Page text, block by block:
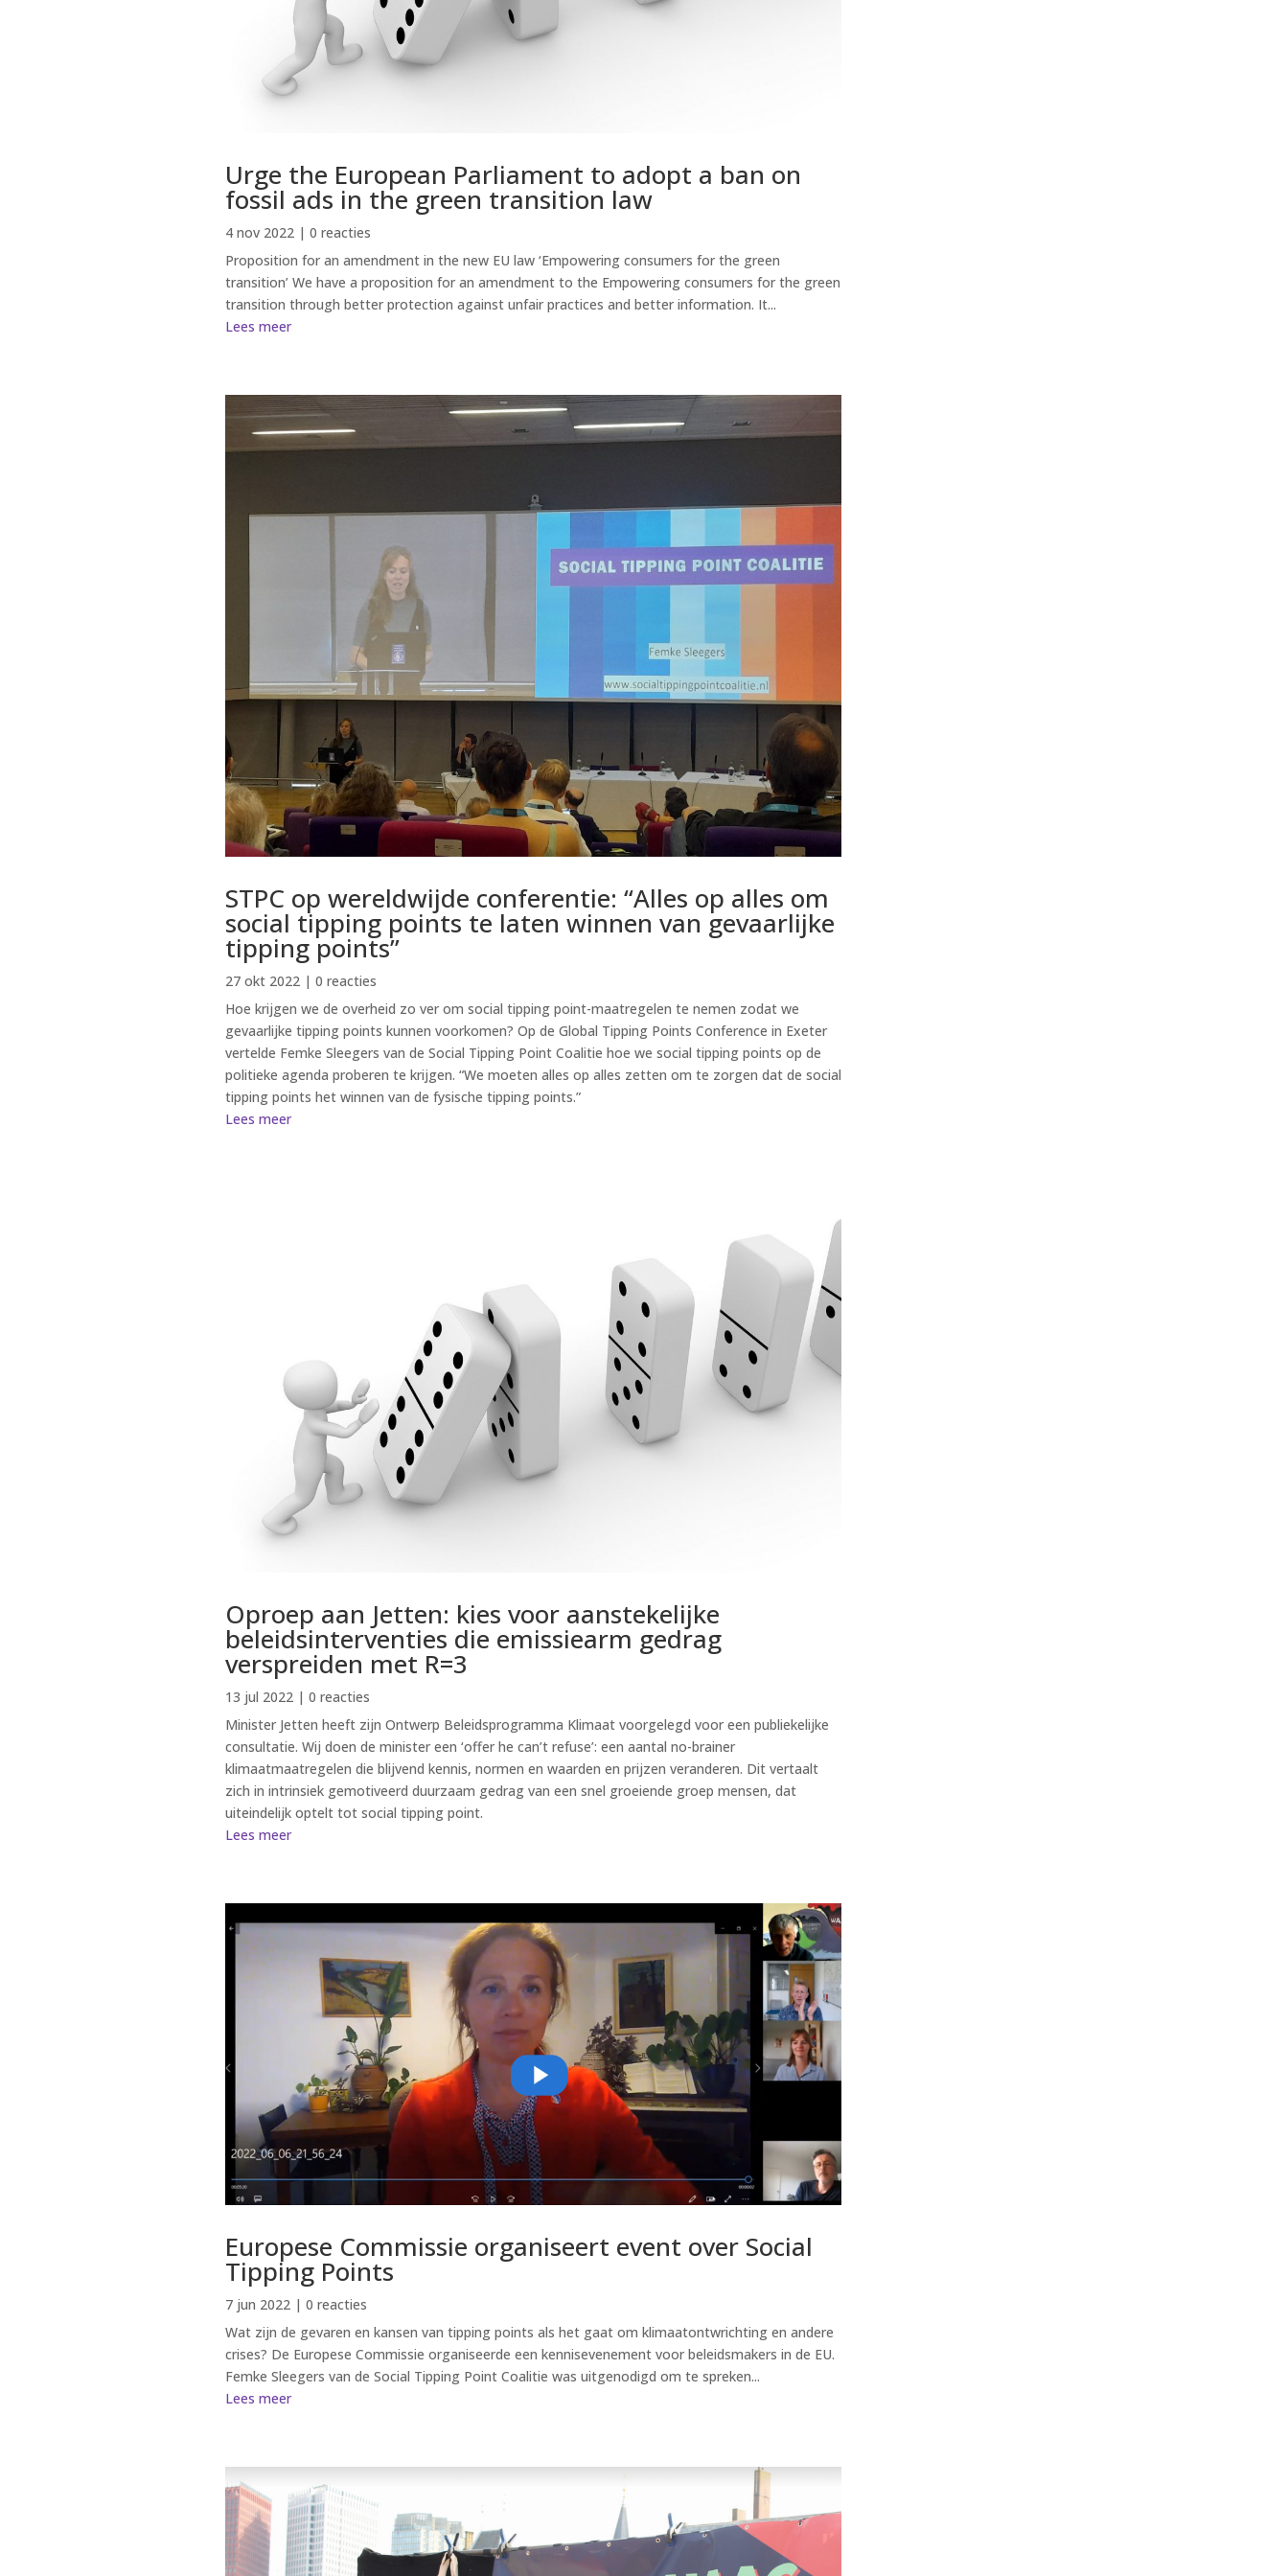
Urge the European Parliament to adopt a ban on
fossil ads in the green transition law
4 nov 2022 | 0 reacties
Proposition for an amendment in the new EU law ‘Empowering consumers for the green
transition’ We have a proposition for an amendment to the Empowering consumers for the green
transition through better protection against unfair practices and better information. It...
Lees meer
STPC op wereldwijde conferentie: “Alles op alles om
social tipping points te laten winnen van gevaarlijke
tipping points”
27 okt 2022 | 0 reacties
Hoe krijgen we de overheid zo ver om social tipping point-maatregelen te nemen zodat we
gevaarlijke tipping points kunnen voorkomen? Op de Global Tipping Points Conference in Exeter
vertelde Femke Sleegers van de Social Tipping Point Coalitie hoe we social tipping points op de
politieke agenda proberen te krijgen. “We moeten alles op alles zetten om te zorgen dat de social
tipping points het winnen van de fysische tipping points.”
Lees meer
Oproep aan Jetten: kies voor aanstekelijke
beleidsinterventies die emissiearm gedrag
verspreiden met R=3
13 jul 2022 | 0 reacties
Minister Jetten heeft zijn Ontwerp Beleidsprogramma Klimaat voorgelegd voor een publiekelijke
consultatie. Wij doen de minister een ‘offer he can’t refuse’: een aantal no-brainer
klimaatmaatregelen die blijvend kennis, normen en waarden en prijzen veranderen. Dit vertaalt
zich in intrinsiek gemotiveerd duurzaam gedrag van een snel groeiende groep mensen, dat
uiteindelijk optelt tot social tipping point.
Lees meer
Europese Commissie organiseert event over Social
Tipping Points
7 jun 2022 | 0 reacties
Wat zijn de gevaren en kansen van tipping points als het gaat om klimaatontwrichting en andere
crises? De Europese Commissie organiseerde een kennisevenement voor beleidsmakers in de EU.
Femke Sleegers van de Social Tipping Point Coalitie was uitgenodigd om te spreken...
Lees meer